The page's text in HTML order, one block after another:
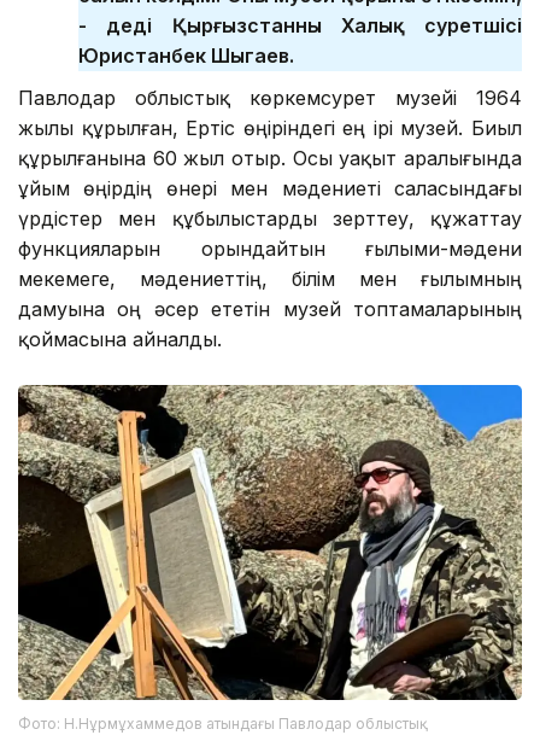
- деді Қырғызстанның Халық суретшісі
Юристанбек Шыгаев.
Павлодар облыстық көркемсурет музейі 1964
жылы құрылған, Ертіс өңіріндегі ең ірі музей. Биыл
құрылғанына 60 жыл отыр. Осы уақыт аралығында
ұйым өңірдің өнері мен мәдениеті саласындағы
үрдістер мен құбылыстарды зерттеу, құжаттау
функцияларын орындайтын ғылыми-мәдени
мекемеге, мәдениеттің, білім мен ғылымның
дамуына оң әсер ететін музей топтамаларының
қоймасына айналды.
Фото: Н.Нұрмұхаммедов атындағы Павлодар облыстық